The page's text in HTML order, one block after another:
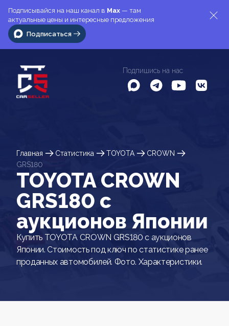
Подписывайся на наш канал в Max — там
актуальные цены и интересные предложения
Подписаться
Подпишись на нас
Главная Статистика TOYOTA
CROWN
GRS180
TOYOTA CROWN
GRS180 c
аукционов Японии
Купить TOYOTA CROWN GRS180 с аукционов
Японии. Стоимость под ключ по статистике ранее
проданных автомобилей. Фото. Характеристики.